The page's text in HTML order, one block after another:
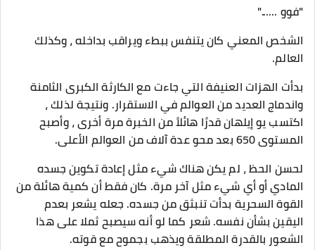
"فوو ......"
الشخص المعني كان يتنفس ببطء ويراقب بداخله ، وكذلك
العالم.
بدأت الهزات العنيفة التي جاءت مع الكارثة الكبرى الثامنة
واندماج العديد من العوالم في الاستقرار. ونتيجة لذلك ،
اكتسب يو إيلهان قدرًا هائلاً من الخبرة مرة أخرى ، وأصبح
المستوى 650 بعد محو عدة آلاف من العوالم الأعلى.
لحسن الحظ ، لم يكن هناك شيء مثل إعادة تكوين جسده
المادي أو أي شيء مثل آخر مرة. كان فقط أن كمية هائلة من
القوة السحرية بدأت تنبثق من جسده. جعله يشعر بعدم
اليقين بشأن نفسه. شعر كما لو أنه سيصبح ثملا على هذا
الشعور بالقدرة المطلقة ويذهب بجموح مع قوته.